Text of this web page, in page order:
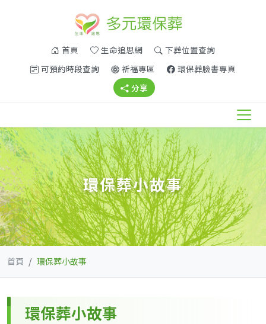
首頁 生命追思網(另開新視窗)下葬位置查詢(另開新視窗)
可預約時段查詢(另開新視窗)
祈福專區 (另開新視窗)
環保葬臉書專頁
分享 (另開新視窗)
環保葬小故事
首頁 環保葬小故事
環保葬小故事